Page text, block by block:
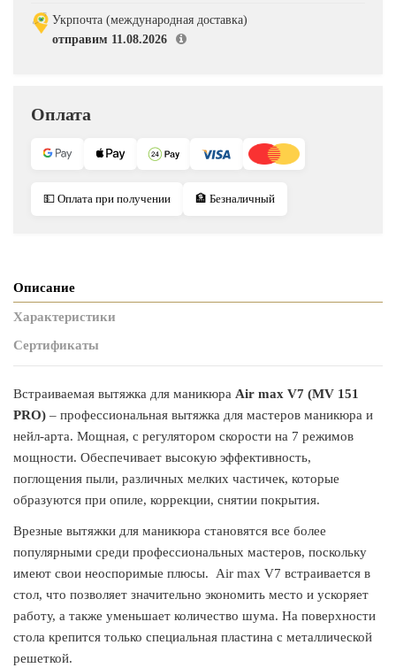
Укрпочта (международная доставка)
отправим 11.08.2026
Оплата
💵 Оплата при получении 🏦 Безналичный
Описание
Характеристики
Сертификаты
Встраиваемая вытяжка для маникюра Air max V7 (MV 151
PRO) – профессиональная вытяжка для мастеров маникюра и
нейл-арта. Мощная, с регулятором скорости на 7 режимов
мощности. Обеспечивает высокую эффективность,
поглощения пыли, различных мелких частичек, которые
образуются при опиле, коррекции, снятии покрытия.
Врезные вытяжки для маникюра становятся все более
популярными среди профессиональных мастеров, поскольку
имеют свои неоспоримые плюсы. Air max V7 встраивается в
стол, что позволяет значительно экономить место и ускоряет
работу, а также уменьшает количество шума. На поверхности
стола крепится только специальная пластина с металлической
решеткой.